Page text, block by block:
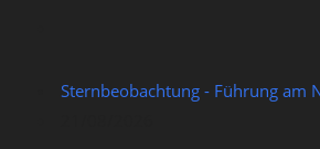
Sternbeobachtung - Führung am